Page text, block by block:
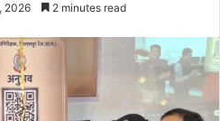
2026 2 minutes read